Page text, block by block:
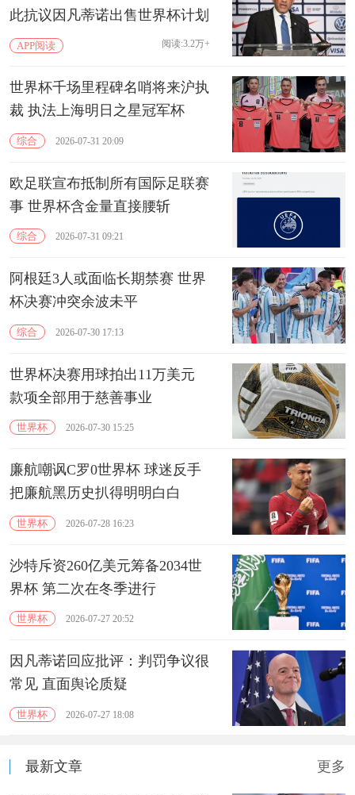
此抗议因凡蒂诺出售世界杯计划
APP阅读 阅读:3.2万+
世界杯千场里程碑名哨将来沪执
裁 执法上海明日之星冠军杯
综合 2026-07-31 20:09
欧足联宣布抵制所有国际足联赛
事 世界杯含金量直接腰斩
综合 2026-07-31 09:21
阿根廷3人或面临长期禁赛 世界
杯决赛冲突余波未平
综合 2026-07-30 17:13
世界杯决赛用球拍出11万美元
款项全部用于慈善事业
世界杯 2026-07-30 15:25
廉航嘲讽C罗0世界杯 球迷反手
把廉航黑历史扒得明明白白
世界杯 2026-07-28 16:23
沙特斥资260亿美元筹备2034世
界杯 第二次在冬季进行
世界杯 2026-07-27 20:52
因凡蒂诺回应批评：判罚争议很
常见 直面舆论质疑
世界杯 2026-07-27 18:08
最新文章 更多